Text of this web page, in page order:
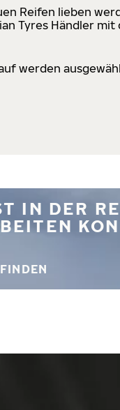
Reifen lieben
Tyres Händler
werden
IN DER